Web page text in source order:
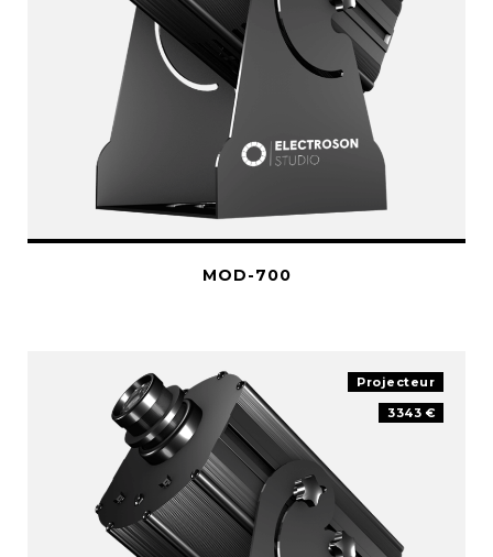
MOD-700
Projecteur
3343 €